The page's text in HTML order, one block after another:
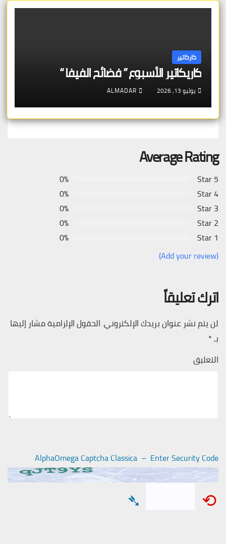
كاركاتير
كاريكاتير الأسبوع ” فضائح الفيفا “
يوليو 13, 2026 ALMADAR
Average Rating
5 Star
0%
4 Star
0%
3 Star
0%
2 Star
0%
1 Star
0%
(Add your review)
اترك تعليقاً
لن يتم نشر عنوان بريدك الإلكتروني. الحقول الإلزامية مشار إليها
بـ*
التعليق
AlphaOmega Captcha Classica – Enter Security Code
⟲
➴